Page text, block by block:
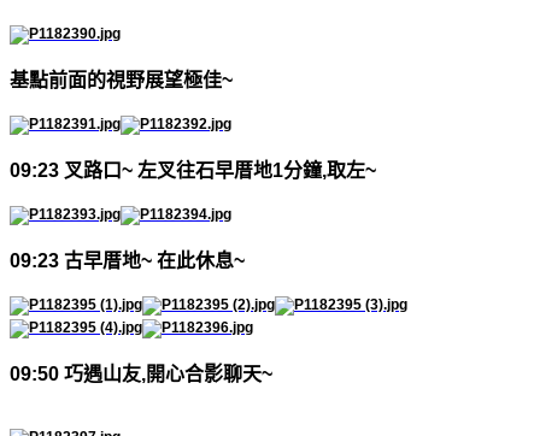
基點前面的視野展望極佳~
09:23 叉路口~ 左叉往石早厝地1分鐘,取左~
09:23 古早厝地~ 在此休息~
09:50 巧遇山友,開心合影聊天~